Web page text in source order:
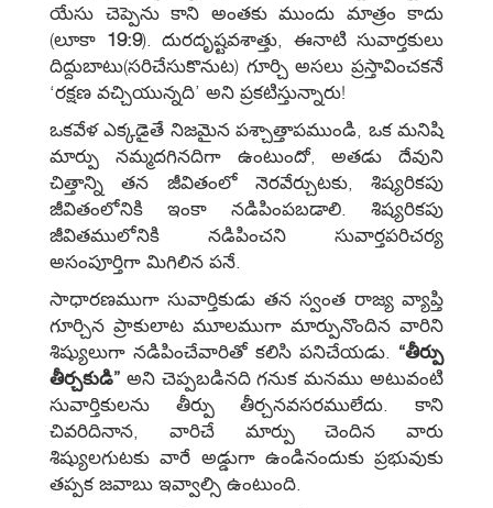
యేసు చెప్పెను కాని అంతకు ముందు మాత్రం కాదు
(లూకా 19:9). దురదృష్టవశాత్తు, ఈనాటి సువార్తకులు
దిద్దుబాటు(సరిచేసుకొనుట) గూర్చి అసలు ప్రస్తావించకనే
‘రక్షణ వచ్చియున్నది’ అని ప్రకటిస్తున్నారు!
ఒకవేళ ఎక్కడైతే నిజమైన పశ్చాత్తాపముండి, ఒక మనిషి
మార్పు నమ్మదగినదిగా ఉంటుందో, అతడు దేవుని
చిత్తాన్ని తన జీవితంలో నెరవేర్చుటకు, శిష్యరికపు
జీవితంలోనికి ఇంకా నడిపింపబడాలి. శిష్యరికపు
జీవితములోనికి నడిపించని సువార్తపరిచర్య
అసంపూర్తిగా మిగిలిన పనే.
సాధారణముగా సువార్తికుడు తన స్వంత రాజ్య వ్యాప్తి
గూర్చిన ప్రాకులాట మూలముగా మార్పునొందిన వారిని
శిష్యులుగా నడిపించేవారితో కలిసి పనిచేయడు. “తీర్పు
తీర్చకుడి” అని చెప్పబడినది గనుక మనము అటువంటి
సువార్తికులను తీర్పు తీర్చనవసరములేదు. కాని
చివరిదినాన, వారిచే మార్పు చెందిన వారు
శిష్యులగుటకు వారే అడ్డుగా ఉండినందుకు ప్రభువుకు
తప్పక జవాబు ఇవ్వాల్సి ఉంటుంది.